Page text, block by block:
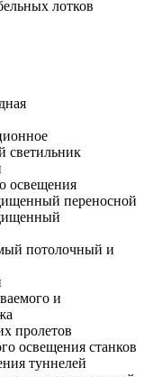
лотков
светильник
освещения
переносной
потолочный и
и
пролетов
освещения станков
туннелей